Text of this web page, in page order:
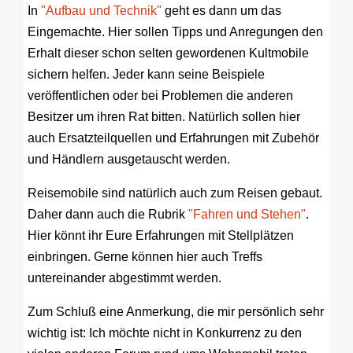
In "Aufbau und Technik" geht es dann um das
Eingemachte. Hier sollen Tipps und Anregungen den
Erhalt dieser schon selten gewordenen Kultmobile
sichern helfen. Jeder kann seine Beispiele
veröffentlichen oder bei Problemen die anderen
Besitzer um ihren Rat bitten. Natürlich sollen hier
auch Ersatzteilquellen und Erfahrungen mit Zubehör
und Händlern ausgetauscht werden.
Reisemobile sind natürlich auch zum Reisen gebaut.
Daher dann auch die Rubrik "Fahren und Stehen".
Hier könnt ihr Eure Erfahrungen mit Stellplätzen
einbringen. Gerne können hier auch Treffs
untereinander abgestimmt werden.
Zum Schluß eine Anmerkung, die mir persönlich sehr
wichtig ist: Ich möchte nicht in Konkurrenz zu den